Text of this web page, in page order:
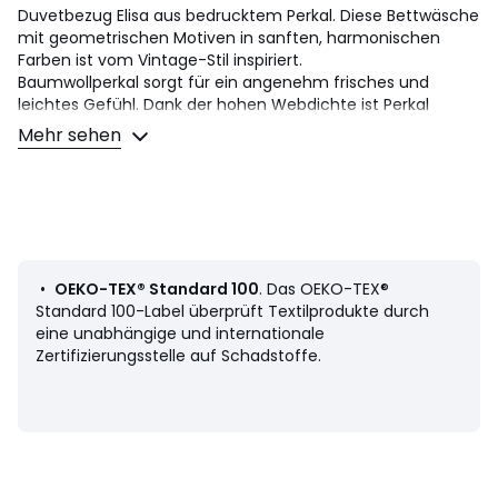
Duvetbezug Elisa aus bedrucktem Perkal. Diese Bettwäsche
mit geometrischen Motiven in sanften, harmonischen
Farben ist vom Vintage-Stil inspiriert.
Baumwollperkal sorgt für ein angenehm frisches und
leichtes Gefühl. Dank der hohen Webdichte ist Perkal
besonders weich und bietet daher Premiumkomfort. Ein
glattes Material in matter Optik, das nach mehrmaligem
• 70 Fäden/cm²: Je höher die Anzahl der Fäden pro cm²,
desto hochwertiger ist das Gewebe.
• Gerader Abschluss mit Knopfverschluss
Mehr sehen
• OEKO-TEX® Standard 100. Das OEKO-TEX®
Standard 100-Label überprüft Textilprodukte durch
eine unabhängige und internationale
Zertifizierungsstelle auf Schadstoffe.